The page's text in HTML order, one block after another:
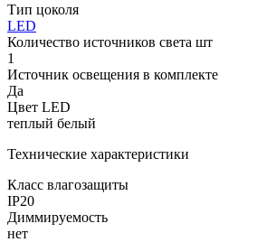
Тип цоколя
LED
Количество источников света шт
1
Источник освещения в комплекте
Да
Цвет LED
теплый белый
Технические характеристики
Класс влагозащиты
IP20
Диммируемость
нет